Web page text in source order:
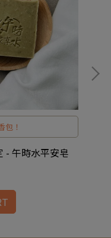
包！
- 午時水平安皂